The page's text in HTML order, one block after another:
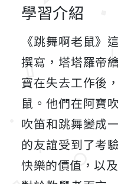
學習介紹
《跳舞啊老鼠》
撰寫，塔塔羅帝
寶在失去工作後
鼠。他們在阿寶
吹笛和跳舞變成
的友誼受到了考
快樂的價值，以